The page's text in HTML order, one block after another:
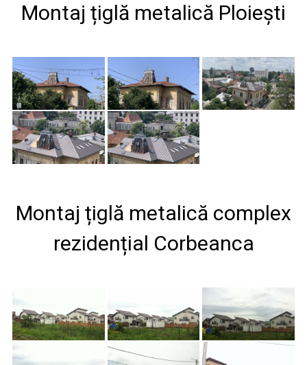
Montaj țiglă metalică Ploiești
Montaj țiglă metalică complex
rezidențial Corbeanca